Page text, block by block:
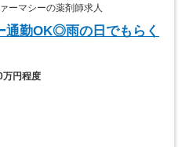
ーマシーの薬剤師求人
通勤OK◎雨の日でもらく
万円程度